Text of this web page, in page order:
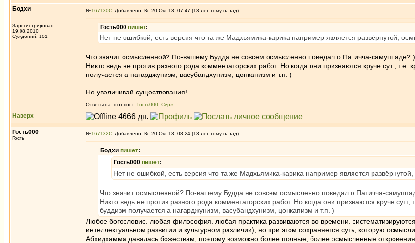
Бодхи
Зарегистрирован:
19.08.2010
Суждений: 101
№167130 Добавлено: Вс 20 Окт 13, 07:47 (13 лет тому назад)
Гость000 пишет:
Нет не ошибкой, есть версия что та же Мадхьямика-карика например является развёрнутой,
Что значит осмысленной? По-вашему Будда не совсем осмысленно поведал о Патичча-самуппаде? )
Никто ведь не против разного рода комментаторских работ. Но когда они признаются круче сутт,
получается а нагарджунизм, васубандхунизм, цонкапизм и т.п. )
Не увеличивай существования!
Ответы на этот пост: Гость000 Серж
Наверх
Гость000
Гость
№167132 Добавлено: Вс 20 Окт 13, 08:24 (13 лет тому назад)
Бодхи пишет:
Гость000 пишет:
Нет не ошибкой, есть версия что та же Мадхьямика-карика например является
Что значит осмысленной? По-вашему Будда не совсем осмысленно поведал о Патичча-
Никто ведь не против разного рода комментаторских работ. Но когда они признаются круче
буддизм получается а нагарджунизм, васубандхунизм, цонкапизм и т.п. )
Любое богословие, любая философия, любая практика развиваются во времени,
интеллектуальном развитии и культурном различии), но при этом сохраняется суть, которую
Абхидхамма давалась божествам, поэтому возможно более полные, более осмысленные